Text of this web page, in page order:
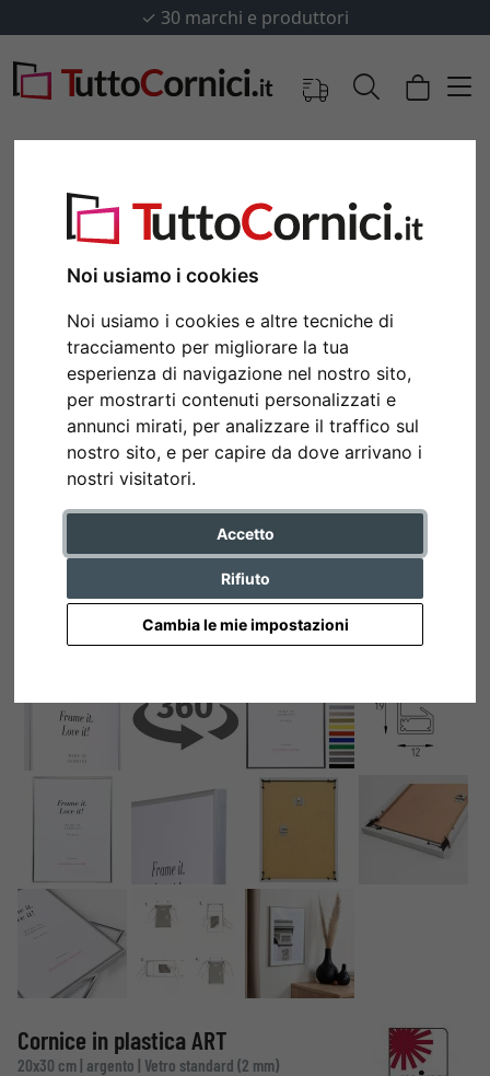
Noi usiamo i cookies
Noi usiamo i cookies e altre tecniche di
tracciamento per migliorare la tua
esperienza di navigazione nel nostro sito,
per mostrarti contenuti personalizzati e
annunci mirati, per analizzare il traffico sul
nostro sito, e per capire da dove arrivano i
nostri visitatori.
Accetto
Rifiuto
Cambia le mie impostazioni
✓ 30 marchi e produttori
Indietro
Cornice in plastica ART
20x30 cm | argento | Vetro standard (2 mm)